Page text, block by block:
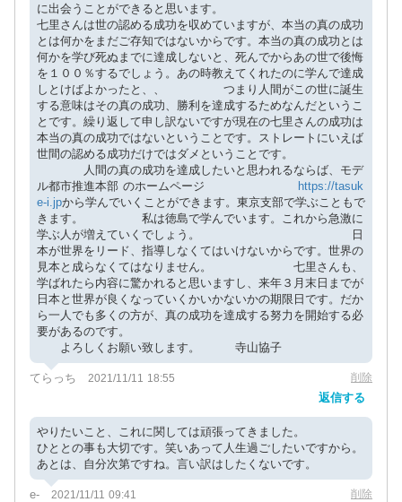
に出会うことができると思います。
七里さんは世の認める成功を収めていますが、本当の真の成功
とは何かをまだご存知ではないからです。本当の真の成功とは
何かを学び死ぬまでに達成しないと、死んでからあの世で後悔
を１００％するでしょう。あの時教えてくれたのに学んで達成
しとけばよかったと、、 つまり人間がこの世に誕生
する意味はその真の成功、勝利を達成するためなんだというこ
とです。繰り返して申し訳ないですが現在の七里さんの成功は
本当の真の成功ではないということです。ストレートにいえば
世間の認める成功だけではダメということです。
人間の真の成功を達成したいと思われるならば、モデ
ル都市推進本部 のホームページ https://tasuk
e-i.jpから学んでいくことができます。東京支部で学ぶこともで
きます。 私は徳島で学んでいます。これから急激に
学ぶ人が増えていくでしょう。 日
本が世界をリード、指導しなくてはいけないからです。世界の
見本と成らなくてはなりません。 七里さんも、
学ばれたら内容に驚かれると思いますし、来年３月末日までが
日本と世界が良くなっていくかいかないかの期限日です。だか
ら一人でも多くの方が、真の成功を達成する努力を開始する必
要があるのです。
よろしくお願い致します。 寺山協子
てらっち 2021/11/11 18:55 削除
返信する
やりたいこと、これに関しては頑張ってきました。
ひととの事も大切です。笑いあって人生過ごしたいですから。
あとは、自分次第ですね。言い訳はしたくないです。
e- 2021/11/11 09:41 削除